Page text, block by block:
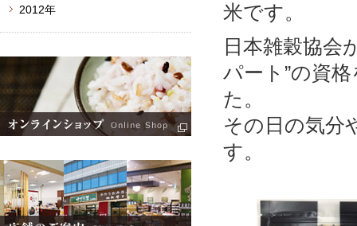
米です。
日本雑穀協会
パート”の資
た。
その日の気分
す。
2012年